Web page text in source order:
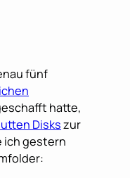
fünf
hatte,
Diskszur
ich gestern